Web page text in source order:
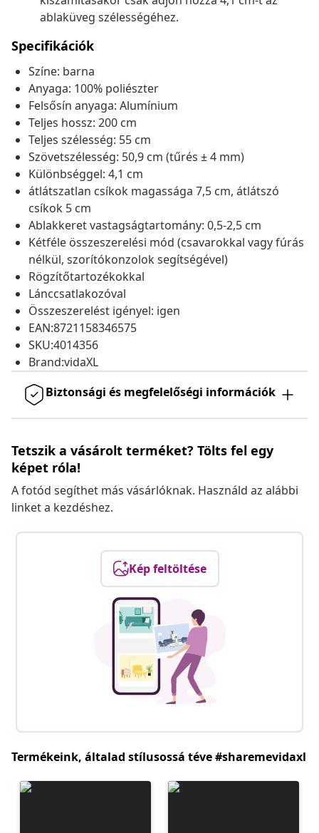
ablaküveg szélességéhez.
Specifikációk
Színe: barna
Anyaga: 100% poliészter
Felsősín anyaga: Alumínium
Teljes hossz: 200 cm
Teljes szélesség: 55 cm
Szövetszélesség: 50,9 cm (tűrés ± 4 mm)
Különbséggel: 4,1 cm
átlátszatlan csíkok magassága 7,5 cm, átlátszó
csíkok 5 cm
Ablakkeret vastagságtartomány: 0,5-2,5 cm
Kétféle összeszerelési mód (csavarokkal vagy fúrás
nélkül, szorítókonzolok segítségével)
Rögzítőtartozékokkal
Lánccsatlakozóval
Összeszerelést igényel: igen
EAN:8721158346575
SKU:4014356
Brand:vidaXL
Biztonsági és megfelelőségi információk
Tetszik a vásárolt terméket? Tölts fel egy
képet róla!
A fotód segíthet más vásárlóknak. Használd az alábbi
linket a kezdéshez.
Kép feltöltése
Termékeink, általad stílusossá téve #sharemevidaxl